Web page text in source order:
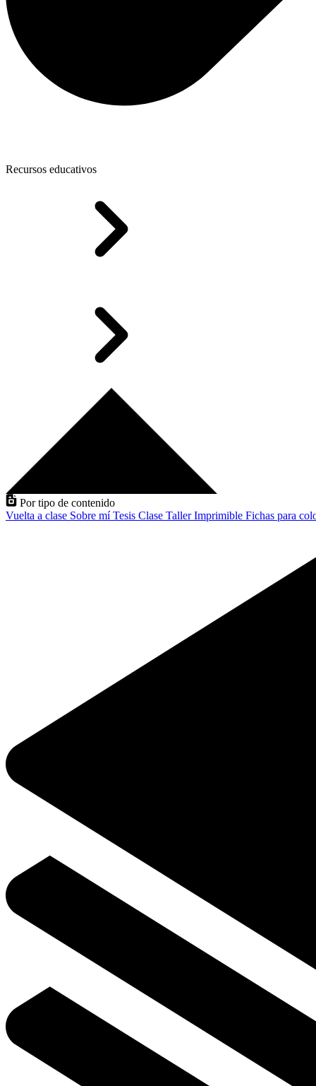
Recursos educativos
Por tipo de contenido
Vuelta a clase Sobre míTesis Clase TallerImprimible Fichas para